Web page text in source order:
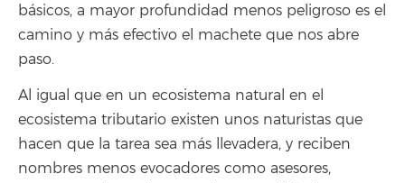
básicos, a mayor profundidad menos peligroso es el
camino y más efectivo el machete que nos abre
paso.
Al igual que en un ecosistema natural en el
ecosistema tributario existen unos naturistas que
hacen que la tarea sea más llevadera, y reciben
nombres menos evocadores como asesores,